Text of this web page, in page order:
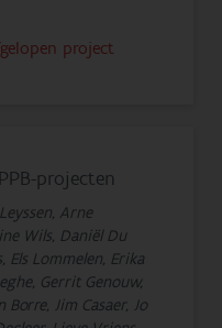
project
projecten
Arne
Wils, Daniël Du
Els Lommelen, Erika
Gerrit Genouw,
Borre, Jim Casaer, Jo